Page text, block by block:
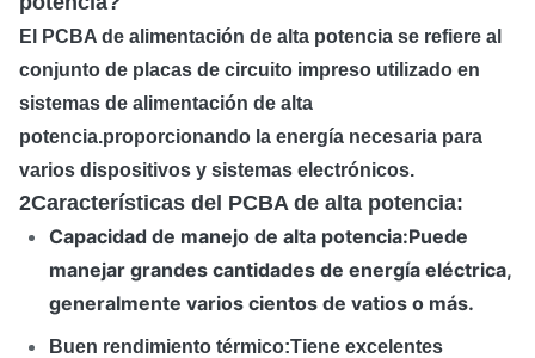
El PCBA de alimentación de alta potencia se refiere al
conjunto de placas de circuito impreso utilizado en
sistemas de alimentación de alta
potencia.proporcionando la energía necesaria para
varios dispositivos y sistemas electrónicos.
2Características del PCBA de alta potencia:
Capacidad de manejo de alta potencia:Puede
manejar grandes cantidades de energía eléctrica,
generalmente varios cientos de vatios o más.
Buen rendimiento térmico:Tiene excelentes